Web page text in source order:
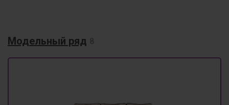
Модельный ряд